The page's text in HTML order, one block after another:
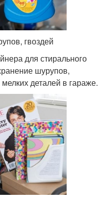
гвоздей
для стирального
шурупов,
деталей в гараже.